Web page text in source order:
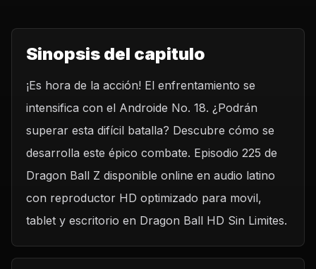
Sinopsis del capitulo
¡Es hora de la acción! El enfrentamiento se
intensifica con el Androide No. 18. ¿Podrán
superar esta difícil batalla? Descubre cómo se
desarrolla este épico combate. Episodio 225 de
Dragon Ball Z disponible online en audio latino
con reproductor HD optimizado para movil,
tablet y escritorio en Dragon Ball HD Sin Limites.